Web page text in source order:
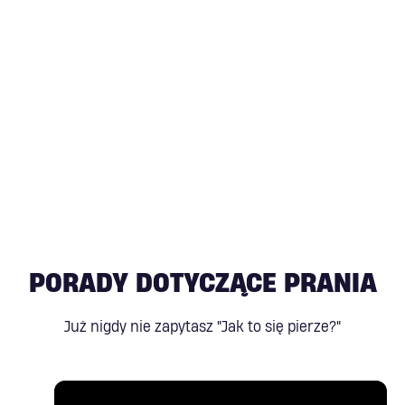
PORADY DOTYCZĄCE PRANIA
Już nigdy nie zapytasz "Jak to się pierze?"